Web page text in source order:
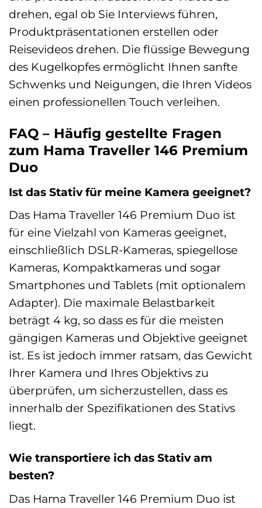
drehen, egal ob Sie Interviews führen,
Produktpräsentationen erstellen oder
Reisevideos drehen. Die flüssige Bewegung
des Kugelkopfes ermöglicht Ihnen sanfte
Schwenks und Neigungen, die Ihren Videos
einen professionellen Touch verleihen.
FAQ – Häufig gestellte Fragen
zum Hama Traveller 146 Premium
Duo
Ist das Stativ für meine Kamera geeignet?
Das Hama Traveller 146 Premium Duo ist
für eine Vielzahl von Kameras geeignet,
einschließlich DSLR-Kameras, spiegellose
Kameras, Kompaktkameras und sogar
Smartphones und Tablets (mit optionalem
Adapter). Die maximale Belastbarkeit
beträgt 4 kg, so dass es für die meisten
gängigen Kameras und Objektive geeignet
ist. Es ist jedoch immer ratsam, das Gewicht
Ihrer Kamera und Ihres Objektivs zu
überprüfen, um sicherzustellen, dass es
innerhalb der Spezifikationen des Stativs
liegt.
Wie transportiere ich das Stativ am
besten?
Das Hama Traveller 146 Premium Duo ist